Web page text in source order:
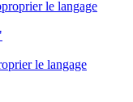
le langage
le langage